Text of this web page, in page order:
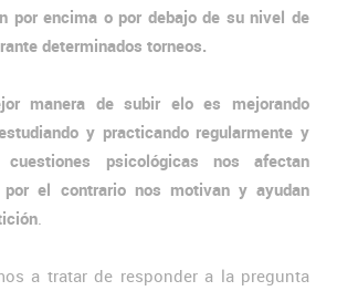
por encima o por debajo de su nivel de
determinados torneos.
manera de subir elo es mejorando
y practicando regularmente y
cuestiones psicológicas nos afectan
por el contrario nos motivan y ayudan
a tratar de responder a la pregunta